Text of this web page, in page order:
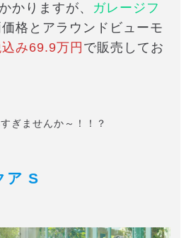
かりますが、 ガレージフ
格とアラウンドビューモ
み69.9万円 で販売してお
ぎませんか～！！？
S